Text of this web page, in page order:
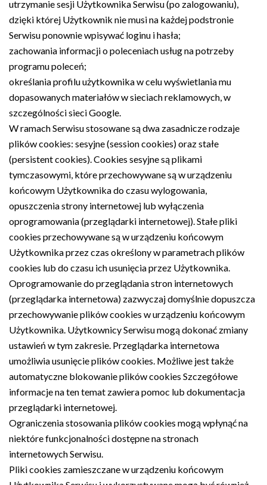
utrzymanie sesji Użytkownika Serwisu (po zalogowaniu),
dzięki której Użytkownik nie musi na każdej podstronie
Serwisu ponownie wpisywać loginu i hasła;
zachowania informacji o poleceniach usług na potrzeby
programu poleceń;
określania profilu użytkownika w celu wyświetlania mu
dopasowanych materiałów w sieciach reklamowych, w
szczególności sieci Google.
W ramach Serwisu stosowane są dwa zasadnicze rodzaje
plików cookies: sesyjne (session cookies) oraz stałe
(persistent cookies). Cookies sesyjne są plikami
tymczasowymi, które przechowywane są w urządzeniu
końcowym Użytkownika do czasu wylogowania,
opuszczenia strony internetowej lub wyłączenia
oprogramowania (przeglądarki internetowej). Stałe pliki
cookies przechowywane są w urządzeniu końcowym
Użytkownika przez czas określony w parametrach plików
cookies lub do czasu ich usunięcia przez Użytkownika.
Oprogramowanie do przeglądania stron internetowych
(przeglądarka internetowa) zazwyczaj domyślnie dopuszcza
przechowywanie plików cookies w urządzeniu końcowym
Użytkownika. Użytkownicy Serwisu mogą dokonać zmiany
ustawień w tym zakresie. Przeglądarka internetowa
umożliwia usunięcie plików cookies. Możliwe jest także
automatyczne blokowanie plików cookies Szczegółowe
informacje na ten temat zawiera pomoc lub dokumentacja
przeglądarki internetowej.
Ograniczenia stosowania plików cookies mogą wpłynąć na
niektóre funkcjonalności dostępne na stronach
internetowych Serwisu.
Pliki cookies zamieszczane w urządzeniu końcowym